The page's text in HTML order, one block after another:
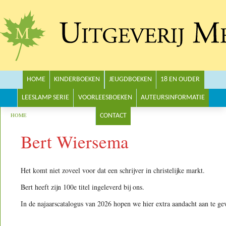
You are here
HOME
Bert Wiersema
Het komt niet zoveel voor dat een schrijver in christelijke markt.
Bert heeft zijn 100e titel ingeleverd bij ons.
In de najaarscatalogus van 2026 hopen we hier extra aandacht aan te
Main menu
HOME KINDERBOEKEN JEUGDBOEKEN 18 EN OUDER
LEESLAMP SERIE VOORLEESBOEKEN AUTEURSINFORMATIE
CONTACT